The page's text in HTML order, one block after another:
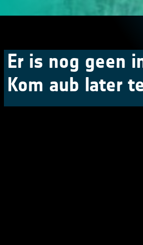
Er is nog geen
Kom aub later